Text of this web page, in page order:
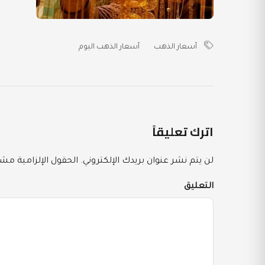
أسعار الذهب أسعار الذهب اليوم
اترك تعليقاً
لن يتم نشر عنوان بريدك الإلكتروني. الحقول الإلزامية
التعليق